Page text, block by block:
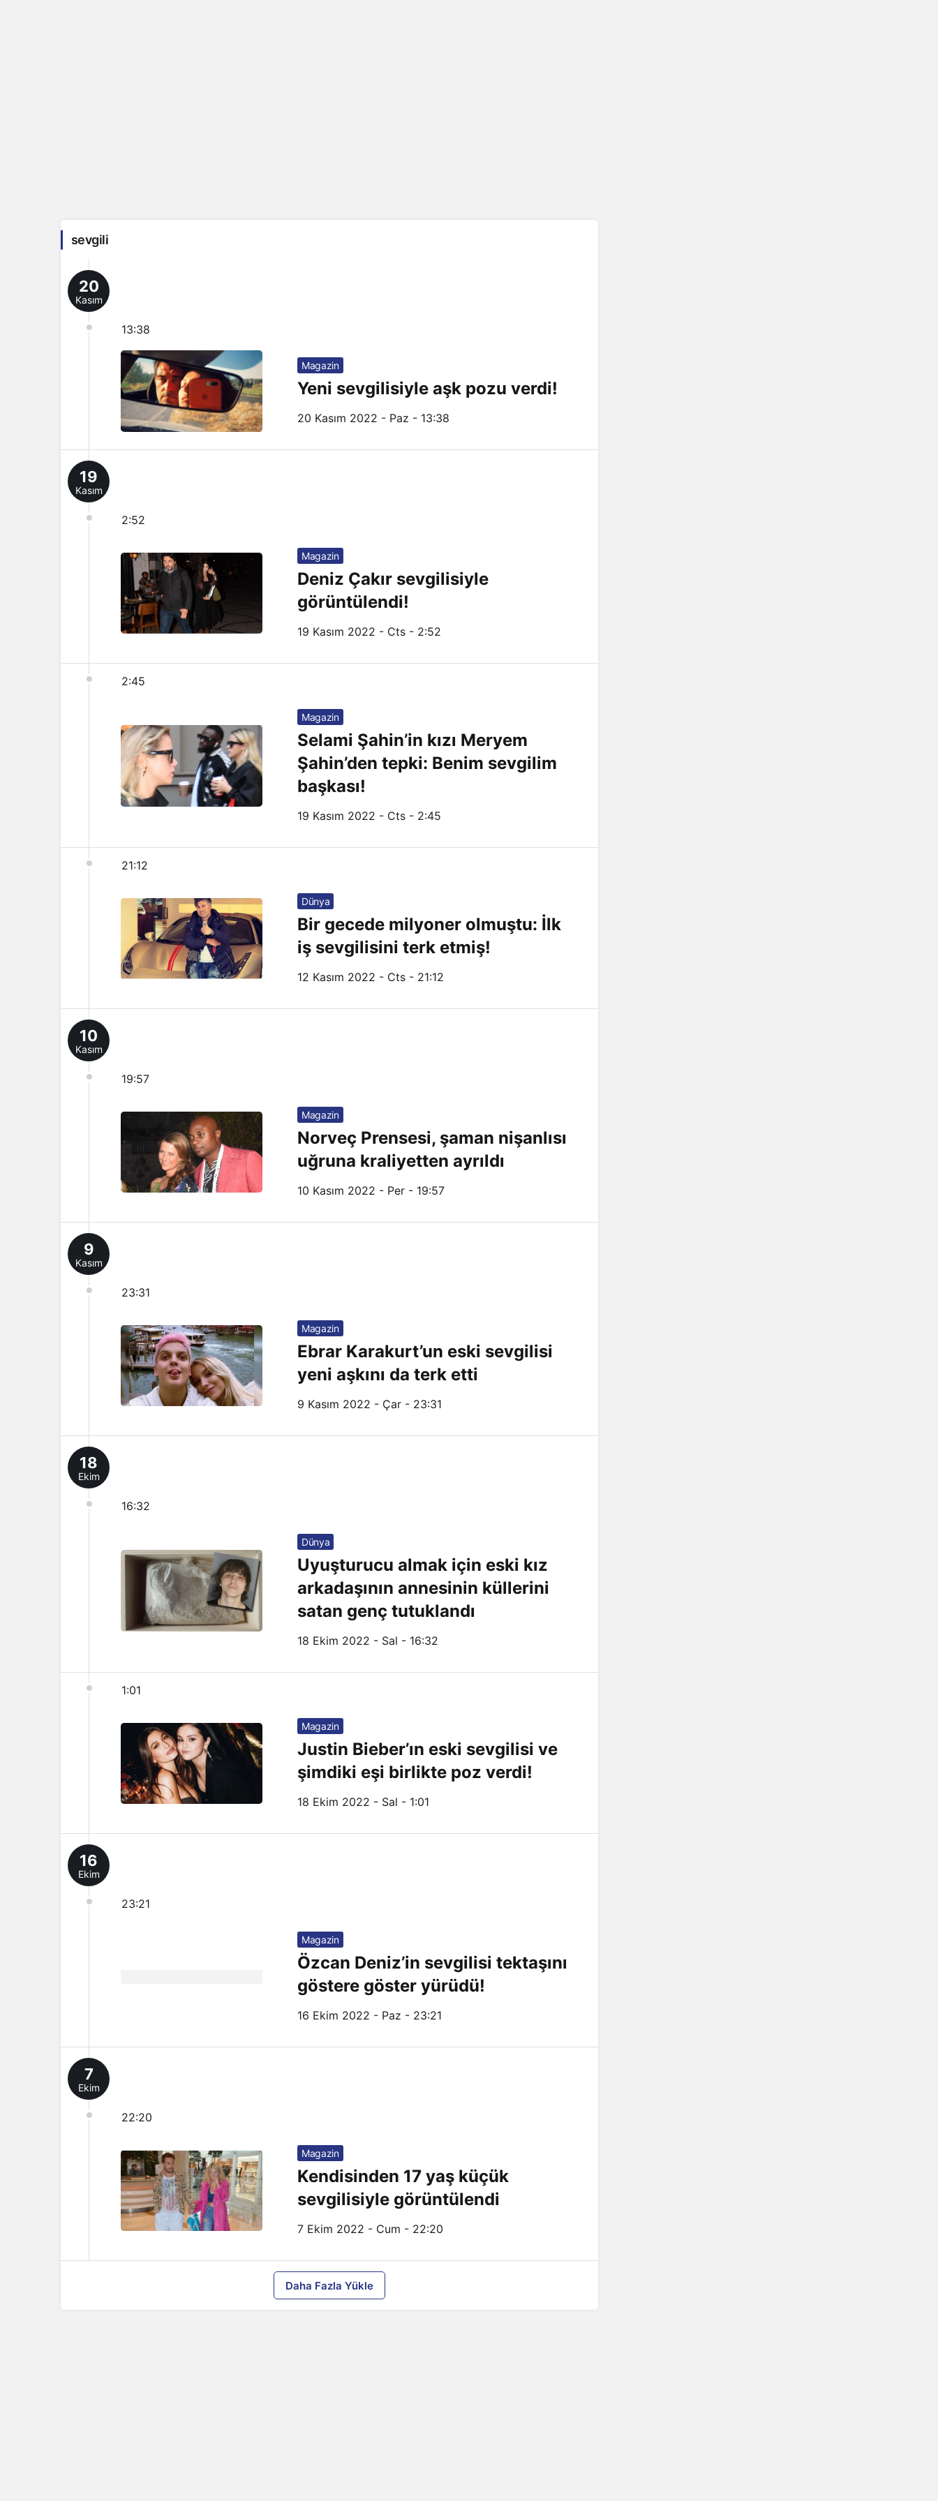
sevgili
20
Kasım
13:38
Magazin
Yeni sevgilisiyle aşk pozu verdi!
20 Kasım 2022 - Paz - 13:38
19
Kasım
2:52
Magazin
Deniz Çakır sevgilisiyle
görüntülendi!
19 Kasım 2022 - Cts - 2:52
2:45
Magazin
Selami Şahin’in kızı Meryem
Şahin’den tepki: Benim sevgilim
başkası!
19 Kasım 2022 - Cts - 2:45
21:12
Dünya
Bir gecede milyoner olmuştu: İlk
iş sevgilisini terk etmiş!
12 Kasım 2022 - Cts - 21:12
10
Kasım
19:57
Magazin
Norveç Prensesi, şaman nişanlısı
uğruna kraliyetten ayrıldı
10 Kasım 2022 - Per - 19:57
9
Kasım
23:31
Magazin
Ebrar Karakurt’un eski sevgilisi
yeni aşkını da terk etti
9 Kasım 2022 - Çar - 23:31
18
Ekim
16:32
Dünya
Uyuşturucu almak için eski kız
arkadaşının annesinin küllerini
satan genç tutuklandı
18 Ekim 2022 - Sal - 16:32
1:01
Magazin
Justin Bieber’ın eski sevgilisi ve
şimdiki eşi birlikte poz verdi!
18 Ekim 2022 - Sal - 1:01
16
Ekim
23:21
Magazin
Özcan Deniz’in sevgilisi tektaşını
göstere göster yürüdü!
16 Ekim 2022 - Paz - 23:21
7
Ekim
22:20
Magazin
Kendisinden 17 yaş küçük
sevgilisiyle görüntülendi
7 Ekim 2022 - Cum - 22:20
Daha Fazla Yükle